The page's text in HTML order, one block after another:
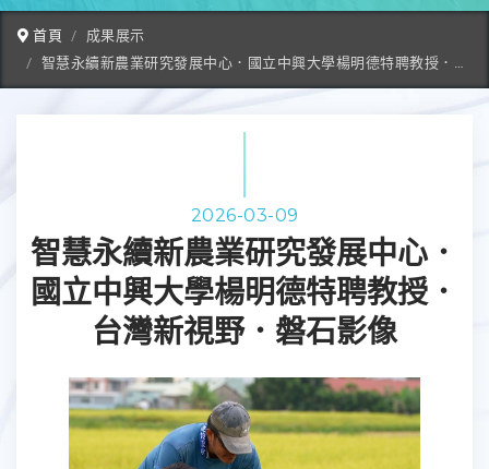
首頁
成果展示
智慧永續新農業研究發展中心．國立中興大學楊明德特聘教授．台灣新視野．磐石影像
2026-03-09
智慧永續新農業研究發展中心．
國立中興大學楊明德特聘教授．
台灣新視野．磐石影像